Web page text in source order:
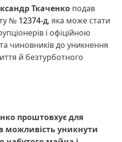
Ткаченко подав
№ 12374-д, яка може стати
і офіційною
чиновників до уникнення
й безтурботного
проштовхує для
можливість уникнути